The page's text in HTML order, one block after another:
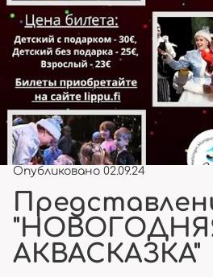
Опубликовано 02.09.24
АКВАСКАЗКА"